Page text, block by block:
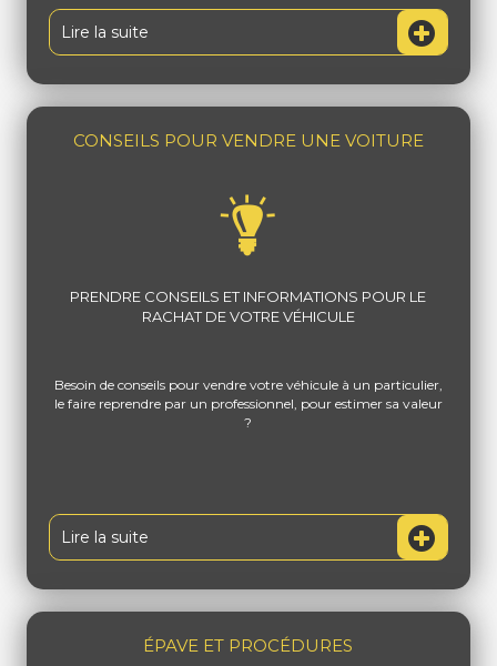
Lire la suite
CONSEILS POUR VENDRE UNE VOITURE
PRENDRE CONSEILS ET INFORMATIONS POUR LE
RACHAT DE VOTRE VÉHICULE
Besoin de conseils pour vendre votre véhicule à un particulier,
le faire reprendre par un professionnel, pour estimer sa valeur
?
Lire la suite
ÉPAVE ET PROCÉDURES